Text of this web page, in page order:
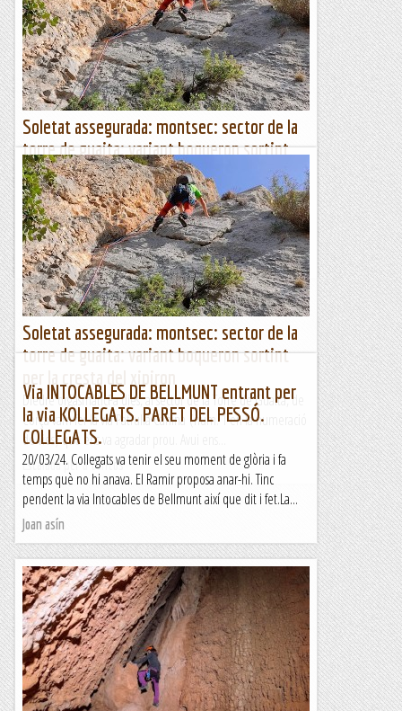
Soletat assegurada: montsec: sector de la
torre de guaita: variant boqueron sortint
per la cresta del xipiron
Diedre orgasmàticFa dies, al sector de la Torre de Guaita, de
Corçà vam fer la via Patrulla Canina (núm. 1 en la numeració
de vies) que ens va agradar prou. Avui ens...
Escalada per a tontos
Soletat assegurada: montsec: sector de la
torre de guaita: variant boqueron sortint
Diedre orgasmàticFa dies, al sector de la Torre de Guaita, de
Corçà vam fer la via Patrulla Canina (núm. 1 en la numeració
de vies) que ens va agradar prou. Avui ens...
Escalada per a tontos
Via INTOCABLES DE BELLMUNT entrant per
la via KOLLEGATS. PARET DEL PESSÓ.
COLLEGATS.
20/03/24. Collegats va tenir el seu moment de glòria i fa
temps què no hi anava. El Ramir proposa anar-hi. Tinc
pendent la via Intocables de Bellmunt així que dit i fet.La...
Joan asín